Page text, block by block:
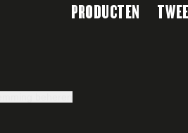
PRODUCTEN